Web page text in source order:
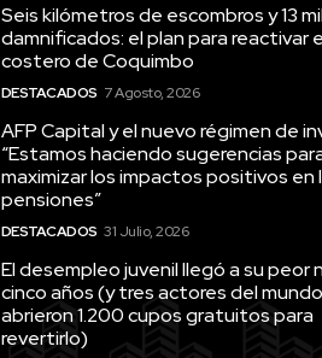
Seis kilómetros de escombros y 13
damnificados: el plan para reactivar
costero de Coquimbo
DESTACADOS 7 Agosto, 2026
AFP Capital y el nuevo régimen de
“Estamos haciendo sugerencias
maximizar los impactos positivos en
pensiones”
DESTACADOS 31 Julio, 2026
El desempleo juvenil llegó a su peor
cinco años (y tres actores del
abrieron 1.200 cupos gratuitos para
revertirlo)